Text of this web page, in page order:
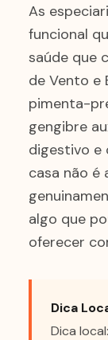
As
funcional
saúde que
de Vento e
pimenta-
gengibre
digestivo e
casa não é
algo que
oferecer
Dica
Dica